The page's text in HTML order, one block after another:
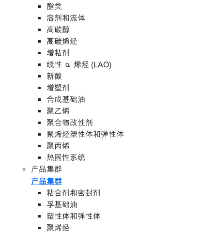
酯类
溶剂和流体
高碳醇
高碳烯烃
增粘剂
线性 α 烯烃 (LAO)
新酸
增塑剂
合成基础油
聚乙烯
聚合物改性剂
聚烯烃塑性体和弹性体
聚丙烯
热固性系统
产品集群
产品集群
粘合剂和密封剂
孚基础油
塑性体和弹性体
聚烯烃